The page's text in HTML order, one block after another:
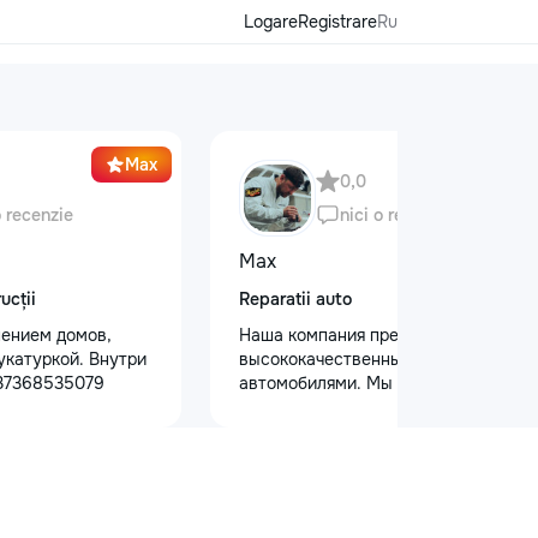
LogareRegistrareRu
Max
recenzie
домов,
Внутри
0,0
nici o recenzie
Max
Reparatii auto
Наша компания предлагает
высококачественный уход за
автомобилями. Мы предоставляем